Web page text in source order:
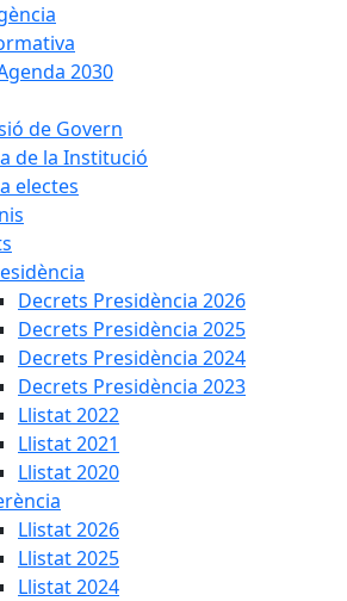
2030
de Govern
de la Institució
electes
Decrets Presidència 2026
Decrets Presidència 2025
Decrets Presidència 2024
Decrets Presidència 2023
Llistat 2022
Llistat 2021
Llistat 2020
Llistat 2026
Llistat 2025
Llistat 2024